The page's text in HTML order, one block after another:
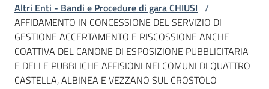
L'Agenzia
Bandi
e
Altri Enti - Bandi e Procedure di gara CHIUSI /
AFFIDAMENTO IN CONCESSIONE DEL SERVIZIO DI
GESTIONE ACCERTAMENTO E RISCOSSIONE ANCHE
COATTIVA DEL CANONE DI ESPOSIZIONE PUBBLICITARIA
E DELLE PUBBLICHE AFFISIONI NEI COMUNI DI QUATTRO
CASTELLA, ALBINEA E VEZZANO SUL CROSTOLO